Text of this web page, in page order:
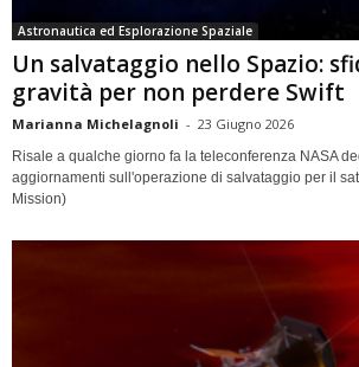
Astronautica ed Esplorazione Spaziale
Un salvataggio nello Spazio:
gravità per non perdere Swift
Marianna Michelagnoli - 23 Giugno 2026
Risale a qualche giorno fa la teleconferenza NASA
aggiornamenti sull'operazione di salvataggio per il
Mission)